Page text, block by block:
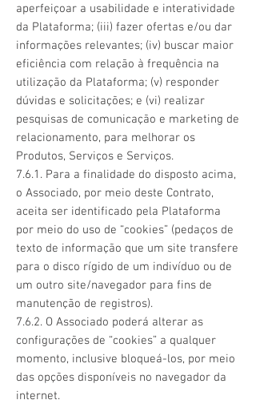
aperfeiçoar a usabilidade e interatividade
da Plataforma; (iii) fazer ofertas e/ou dar
informações relevantes; (iv) buscar maior
eficiência com relação à frequência na
utilização da Plataforma; (v) responder
dúvidas e solicitações; e (vi) realizar
pesquisas de comunicação e marketing de
relacionamento, para melhorar os
Produtos, Serviços e Serviços.
7.6.1. Para a finalidade do disposto acima,
o Associado, por meio deste Contrato,
aceita ser identificado pela Plataforma
por meio do uso de “cookies” (pedaços de
texto de informação que um site transfere
para o disco rígido de um indivíduo ou de
um outro site/navegador para fins de
manutenção de registros).
7.6.2. O Associado poderá alterar as
configurações de “cookies” a qualquer
momento, inclusive bloqueá-los, por meio
das opções disponíveis no navegador da
internet.